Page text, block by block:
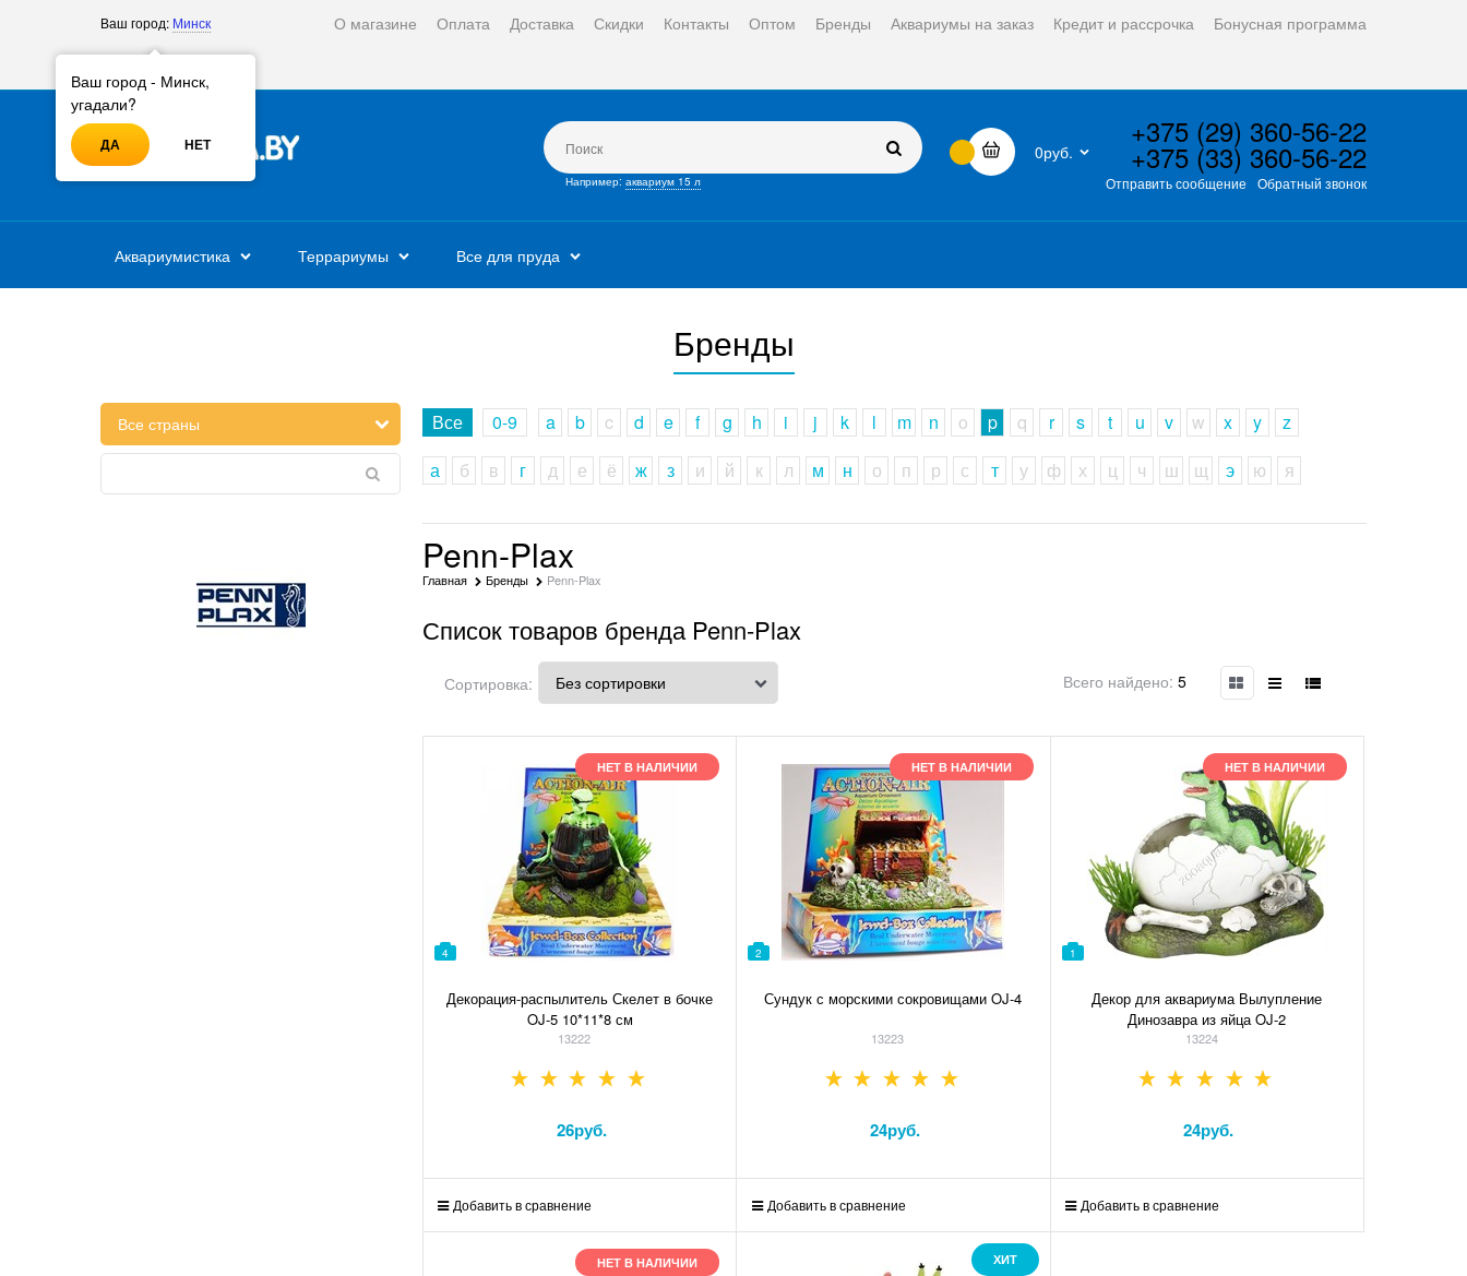
Ваш город: Минск О магазине Оплата Доставка Скидки Контакты Оптом Бренды Аквариумы на заказ Кредит и рассрочка Бонусная программа
Например: аквариум 15 л
0руб.
+375 (29) 360-56-22
+375 (33) 360-56-22
Отправить сообщение Обратный звонок
Аквариумистика Террариумы Все для пруда
Бренды
Все 0-9 a b c d e f g h i j k l m n o p q r s t u v w x y
z
а
б в г д е ё ж з и й к л м н о п р с т у ф х ц ч ш щ э ю я
Penn-Plax
Главная Бренды Penn-Plax
Список товаров бренда Penn-Plax
Сортировка: Всего найдено: 5
4
Декорация-распылитель Скелет в бочке
OJ-5 10*11*8 см
13222
НЕТ В НАЛИЧИИ
26руб.
Добавить в сравнение
2
Сундук с морскими сокровищами OJ-4
13223
НЕТ В НАЛИЧИИ
24руб.
Добавить в сравнение
1
Декор для аквариума Вылупление
Динозавра из яйца OJ-2
13224
НЕТ В НАЛИЧИИ
24руб.
Добавить в сравнение
НЕТ В НАЛИЧИИ ХИТ
Ваш город - Минск,
угадали?
ДА НЕТ